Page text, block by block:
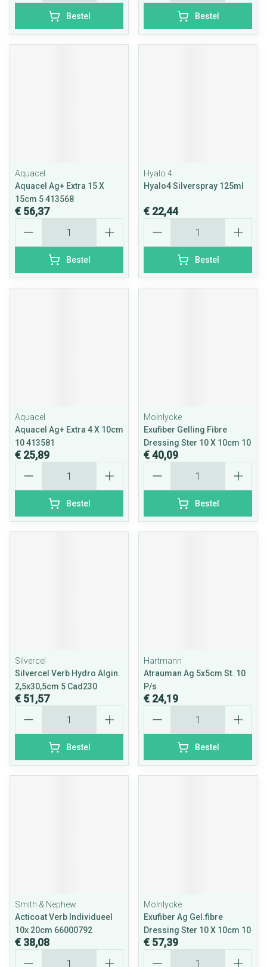
Bestel Bestel
Aquacel
Aquacel Ag+ Extra 15 X
15cm 5 413568
€ 56,37
Bestel
Hyalo 4
Hyalo4 Silverspray 125ml
€ 22,44
Bestel
Aquacel
Aquacel Ag+ Extra 4 X 10cm
10 413581
€ 25,89
Bestel
Molnlycke
Exufiber Gelling Fibre
Dressing Ster 10 X 10cm 10
€ 40,09
Bestel
Silvercel
Silvercel Verb Hydro Algin.
2,5x30,5cm 5 Cad230
€ 51,57
Bestel
Hartmann
Atrauman Ag 5x5cm St. 10
P/s
€ 24,19
Bestel
Smith & Nephew
Acticoat Verb Individueel
10x 20cm 66000792
€ 38,08
Molnlycke
Exufiber Ag Gel.fibre
Dressing Ster 10 X 10cm 10
€ 57,39